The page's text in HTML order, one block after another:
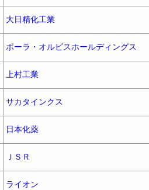
大日精化工業
ポーラ・オルビスホールディングス
上村工業
サカタインクス
日本化薬
ＪＳＲ
ライオン